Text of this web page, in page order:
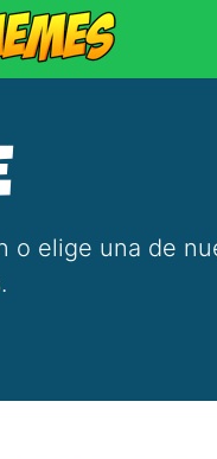
o elige una de